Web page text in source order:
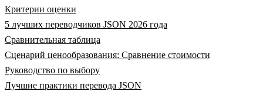
Критерии оценки
5 лучших переводчиков JSON 2026 года
Сравнительная таблица
Сценарий ценообразования: Сравнение стоимости
Руководство по выбору
Лучшие практики перевода JSON